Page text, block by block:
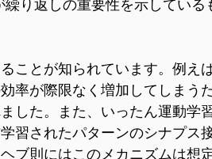
り返しの重要性を示している
ことが知られています。例え
率が際限なく増加してしまう
した。また、いったん運動学
習されたパターンのシナプス
ブ則にはこのメカニズムは想